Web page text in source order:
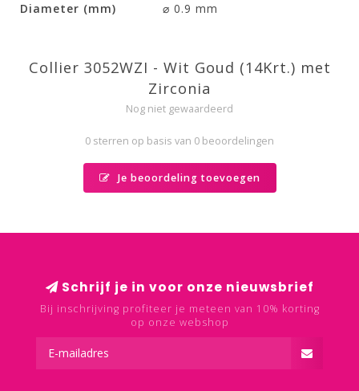
Diameter (mm) ⌀ 0.9 mm
Collier 3052WZI - Wit Goud (14Krt.) met
Zirconia
Nog niet gewaardeerd
0 sterren op basis van 0 beoordelingen
Je beoordeling toevoegen
Schrijf je in voor onze nieuwsbrief
Bij inschrijving profiteer je meteen van 10% korting
op onze webshop